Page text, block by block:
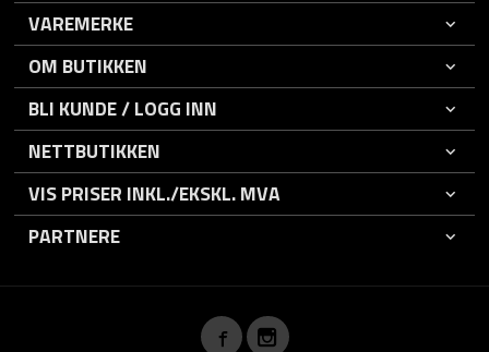
VAREMERKE
OM BUTIKKEN
BLI KUNDE / LOGG INN
NETTBUTIKKEN
VIS PRISER INKL./EKSKL. MVA
PARTNERE